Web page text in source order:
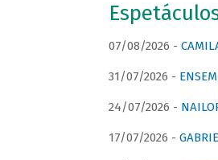
07/08/2026 -
31/07/2026 -
24/07/2026 -
17/07/2026 -